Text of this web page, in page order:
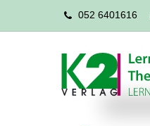
052 6401616